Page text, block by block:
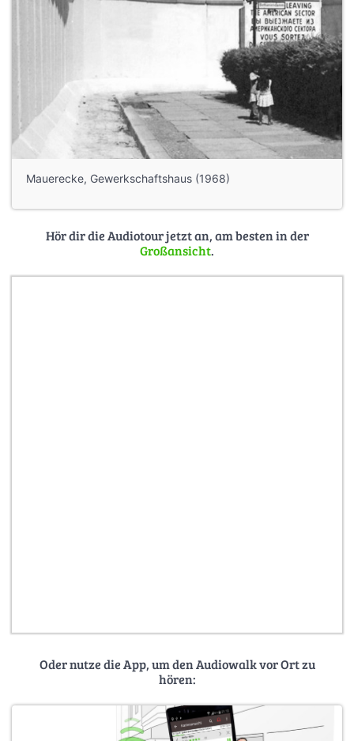
Mauerecke, Gewerkschaftshaus (1968)
Hör dir die Audiotour jetzt an, am besten in der
Großansicht.
Oder nutze die App, um den Audiowalk vor Ort zu
hören: